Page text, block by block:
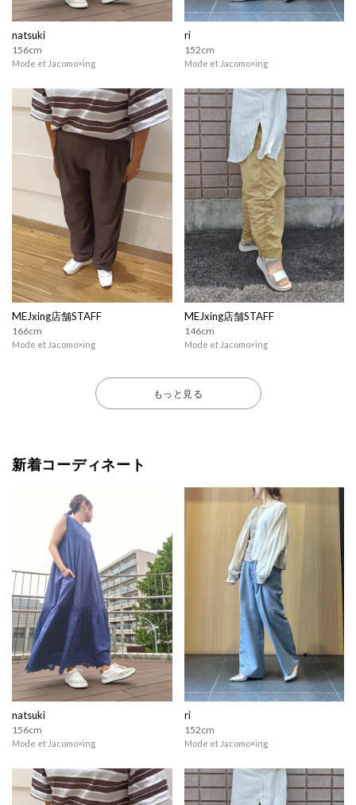
natsuki
156cm
Mode et Jacomo×ing
ri
152cm
Mode et Jacomo×ing
MEJxing店舗STAFF
166cm
Mode et Jacomo×ing
MEJxing店舗STAFF
146cm
Mode et Jacomo×ing
もっと見る
新着コーディネート
natsuki
156cm
Mode et Jacomo×ing
ri
152cm
Mode et Jacomo×ing